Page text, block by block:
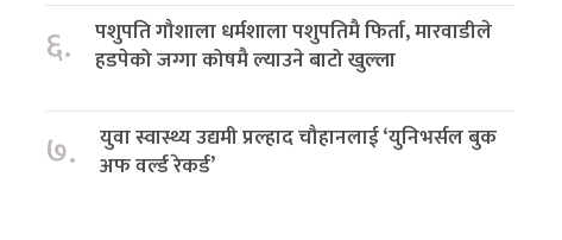
६.
पशुपति गौशाला धर्मशाला पशुपतिमै फिर्ता, मारवाडीले
हडपेको जग्गा कोषमै ल्याउने बाटो खुल्ला
७.
युवा स्वास्थ्य उद्यमी प्रल्हाद चौहानलाई ‘युनिभर्सल बुक
अफ वर्ल्ड रेकर्ड’